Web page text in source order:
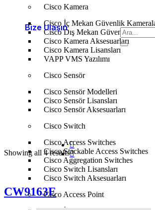
Cisco Kamera
Cisco İç Mekan Güvenlik
Cisco Dış Mekan Güvenlik
Cisco Kamera Aksesuarları
Cisco Kamera Lisansları
VAPP VMS Yazılımı
Cisco Sensör
Cisco Sensör Modelleri
Cisco Sensör Lisansları
Cisco Sensör Aksesuarları
Cisco Switch
Cisco Access Switches
Cisco Stackable Access Switches
Cisco Aggregation Switches
Cisco Switch Lisansları
Cisco Switch Aksesuarları
Cisco Access Point
Bize Ulaşın
Anasayfa Cisco Cisco Access Point
Access Points
Showing all 4 results
CW9163E